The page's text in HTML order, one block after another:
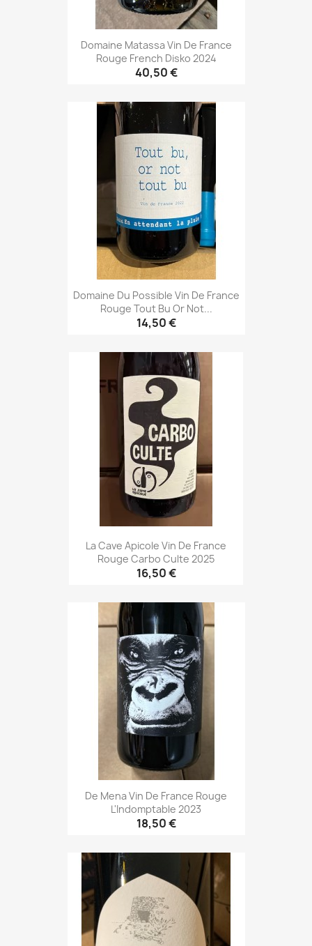
Domaine Matassa Vin De France
Rouge French Disko 2024
40,50 €
Domaine Du Possible Vin De France
Rouge Tout Bu Or Not...
14,50 €
La Cave Apicole Vin De France
Rouge Carbo Culte 2025
16,50 €
De Mena Vin De France Rouge
L'Indomptable 2023
18,50 €